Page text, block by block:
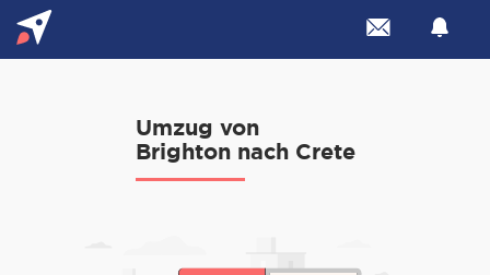
Umzug von
Brighton nach Crete